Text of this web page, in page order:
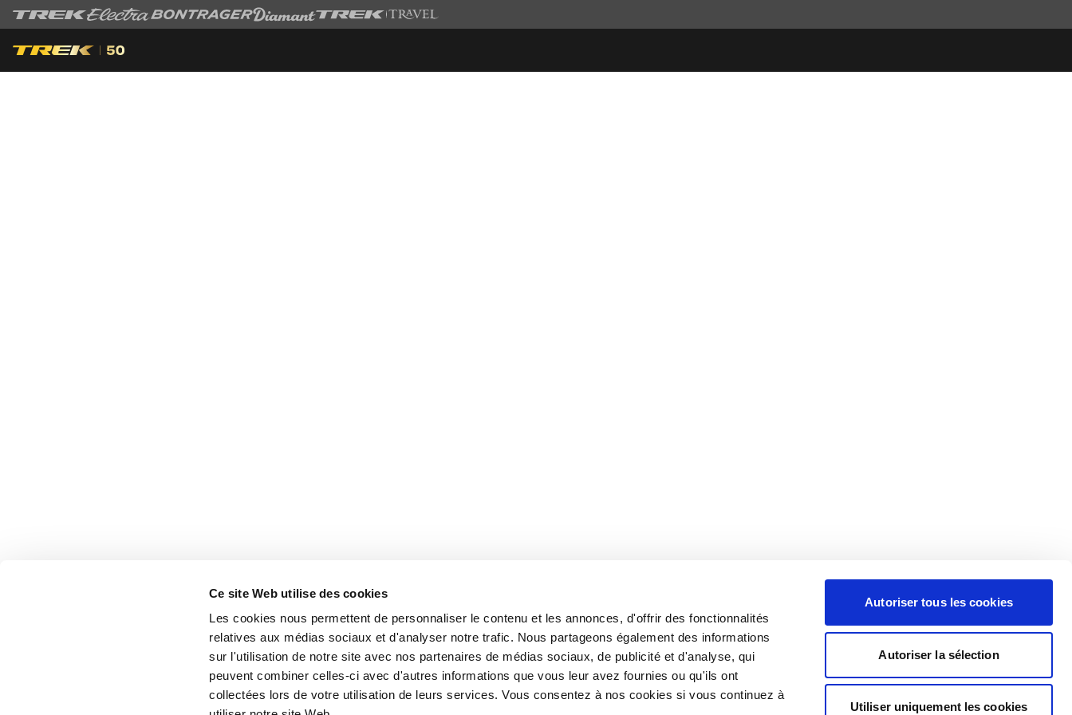
Ce site Web utilise des cookies
Les cookies nous permettent de personnaliser le contenu et les annonces, d'offrir des fonctionnalités
relatives aux médias sociaux et d'analyser notre trafic. Nous partageons également des informations
sur l'utilisation de notre site avec nos partenaires de médias sociaux, de publicité et d'analyse, qui
peuvent combiner celles-ci avec d'autres informations que vous leur avez fournies ou qu'ils ont
collectées lors de votre utilisation de leurs services. Vous consentez à nos cookies si vous continuez à
Autoriser tous les cookies
Autoriser la sélection
Utiliser uniquement les cookies